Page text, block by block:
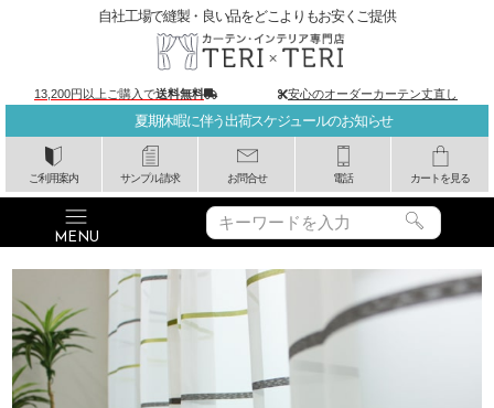
夏期休暇に伴う出荷スケジュールのお知らせ
ご利用案内 サンプル請求 お問合せ 電話 カートを見る
自社工場で縫製・良い品をどこよりもお安くご提供
13,200円以上ご購入で送料無料 安心のオーダーカーテン丈直し